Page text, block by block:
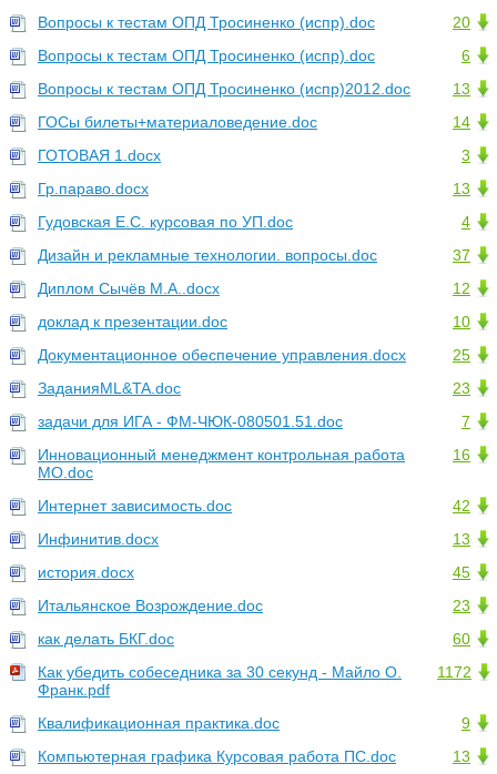
20
Вопросы к тестам ОПД Тросиненко (испр).doc
6
Вопросы к тестам ОПД Тросиненко (испр).doc
13
Вопросы к тестам ОПД Тросиненко (испр)2012.doc
14
ГОСы билеты+материаловедение.doc
3
ГОТОВАЯ 1.docx
13
Гр.параво.docx
4
Гудовская Е.С. курсовая по УП.doc
37
Дизайн и рекламные технологии. вопросы.doc
12
Диплом Сычёв М.А..docx
10
доклад к презентации.doc
25
Документационное обеспечение управления.docx
23
ЗаданияML&TA.doc
7
задачи для ИГА - ФМ-ЧЮК-080501.51.doc
16
Инновационный менеджмент контрольная работа
МО.doc
42
Интернет зависимость.doc
13
Инфинитив.docx
45
история.docx
23
Итальянское Возрождение.doc
60
как делать БКГ.doc
1172
Как убедить собеседника за 30 секунд - Майло О.
Франк.pdf
9
Квалификационная практика.doc
13
Компьютерная графика Курсовая работа ПС.doc